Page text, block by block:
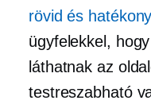
rövid és
ügyfelekkel,
láthatnak az
testreszabható